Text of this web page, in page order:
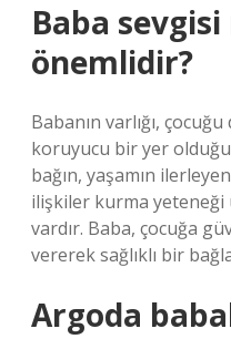
Baba
önemlidir?
Babanın varlığı,
koruyucu bir yer
bağın, yaşamın
ilişkiler kurma
vardır. Baba, çocuğa
vererek sağlıklı bir
Argoda